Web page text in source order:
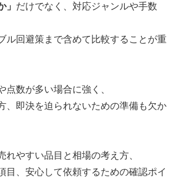
」 だけでなく、対応ジャンルや手数
ル回避策まで含めて比較することが重
点数が多い場合に強く、
、即決を迫られないための準備も欠か
れやすい品目と相場の考え方、
目、安心して依頼するための確認ポイ